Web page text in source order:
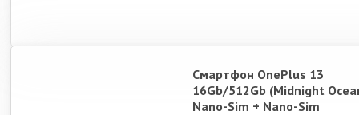
Смартфон OnePlus 13
16Gb/512Gb (Midnight
Nano-Sim + Nano-Sim